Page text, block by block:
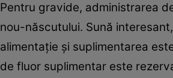
Pentru gravide, administrarea
nou-născutului. Sună
alimentaţie şi suplimentarea
de fluor suplimentar este